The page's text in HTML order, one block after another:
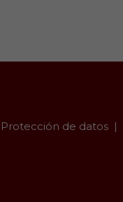
Protección de datos